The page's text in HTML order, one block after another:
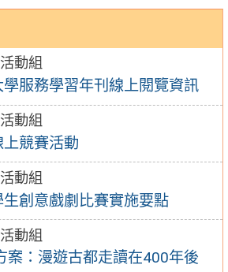
動組
服務學習年刊線上閱覽資訊
動組
競賽活動
動組
創意戲劇比賽實施要點
動組
案：漫遊古都走讀在400年後